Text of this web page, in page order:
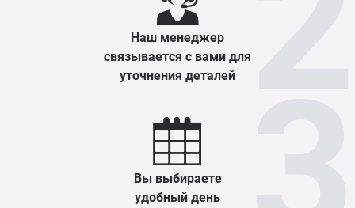
Наш менеджер
связывается с вами для
уточнения деталей
Вы выбираете
удобный день